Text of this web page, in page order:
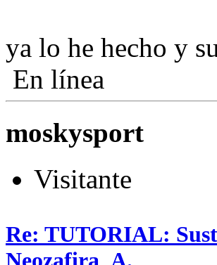
ya lo he hecho y
En línea
moskysport
Visitante
Re: TUTORIAL: